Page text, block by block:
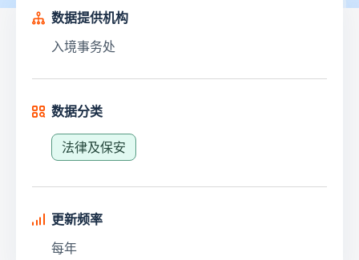
数据提供机构
入境事务处
数据分类
法律及保安
更新频率
每年